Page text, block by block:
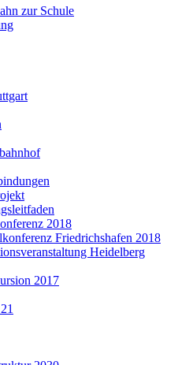
zur Schule
2018
Friedrichshafen 2018
Heidelberg
2017